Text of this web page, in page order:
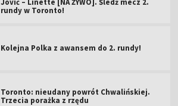
rundy w Toronto!
Kolejna Polka z awansem do 2. rundy!
Toronto: nieudany powrót Chwalińskiej.
Trzecia porażka z rzędu